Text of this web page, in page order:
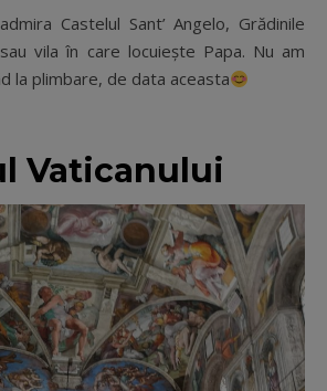
Castelul Sant’ Angelo, Grădinile
vila în care locuiește Papa. Nu am
la plimbare, de data aceasta
Vaticanului